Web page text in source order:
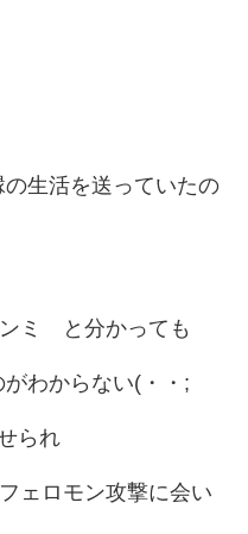
生活を送っていたの
ミ と分かっても
わからない(・・;
られ
ェロモン攻撃に会い